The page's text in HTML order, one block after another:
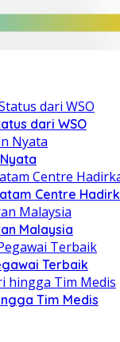
dari WSO
Centre
Malaysia
Terbaik
Tim Medis